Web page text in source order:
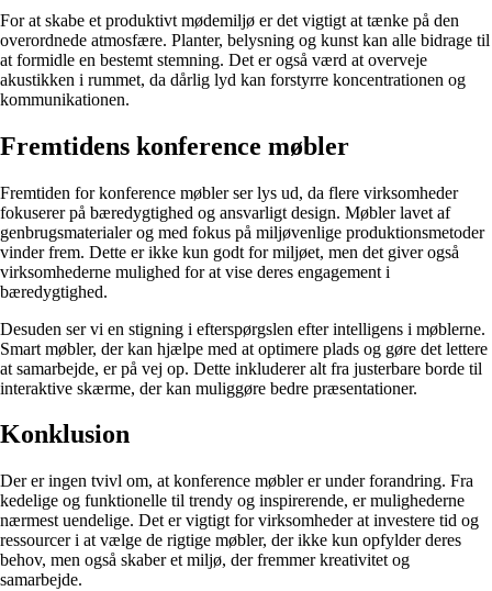
For at skabe et produktivt mødemiljø er det vigtigt at tænke på den
overordnede atmosfære. Planter, belysning og kunst kan alle bidrage til
at formidle en bestemt stemning. Det er også værd at overveje
akustikken i rummet, da dårlig lyd kan forstyrre koncentrationen og
kommunikationen.
Fremtidens konference møbler
Fremtiden for konference møbler ser lys ud, da flere virksomheder
fokuserer på bæredygtighed og ansvarligt design. Møbler lavet af
genbrugsmaterialer og med fokus på miljøvenlige produktionsmetoder
vinder frem. Dette er ikke kun godt for miljøet, men det giver også
virksomhederne mulighed for at vise deres engagement i
bæredygtighed.
Desuden ser vi en stigning i efterspørgslen efter intelligens i møblerne.
Smart møbler, der kan hjælpe med at optimere plads og gøre det lettere
at samarbejde, er på vej op. Dette inkluderer alt fra justerbare borde til
interaktive skærme, der kan muliggøre bedre præsentationer.
Konklusion
Der er ingen tvivl om, at konference møbler er under forandring. Fra
kedelige og funktionelle til trendy og inspirerende, er mulighederne
nærmest uendelige. Det er vigtigt for virksomheder at investere tid og
ressourcer i at vælge de rigtige møbler, der ikke kun opfylder deres
behov, men også skaber et miljø, der fremmer kreativitet og
samarbejde.